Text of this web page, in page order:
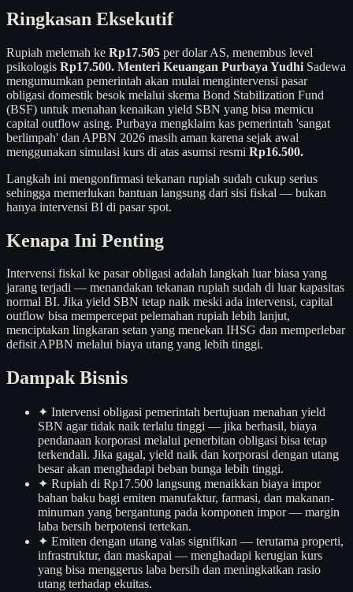
Ringkasan Eksekutif
Rupiah melemah ke Rp17.505 per dolar AS, menembus level
psikologis Rp17.500. Menteri Keuangan Purbaya Yudhi Sadewa
mengumumkan pemerintah akan mulai mengintervensi pasar
obligasi domestik besok melalui skema Bond Stabilization Fund
(BSF) untuk menahan kenaikan yield SBN yang bisa memicu
capital outflow asing. Purbaya mengklaim kas pemerintah 'sangat
berlimpah' dan APBN 2026 masih aman karena sejak awal
menggunakan simulasi kurs di atas asumsi resmi Rp16.500.
Langkah ini mengonfirmasi tekanan rupiah sudah cukup serius
sehingga memerlukan bantuan langsung dari sisi fiskal — bukan
hanya intervensi BI di pasar spot.
Kenapa Ini Penting
Intervensi fiskal ke pasar obligasi adalah langkah luar biasa yang
jarang terjadi — menandakan tekanan rupiah sudah di luar kapasitas
normal BI. Jika yield SBN tetap naik meski ada intervensi, capital
outflow bisa mempercepat pelemahan rupiah lebih lanjut,
menciptakan lingkaran setan yang menekan IHSG dan memperlebar
defisit APBN melalui biaya utang yang lebih tinggi.
Dampak Bisnis
✦ Intervensi obligasi pemerintah bertujuan menahan yield
SBN agar tidak naik terlalu tinggi — jika berhasil, biaya
pendanaan korporasi melalui penerbitan obligasi bisa tetap
terkendali. Jika gagal, yield naik dan korporasi dengan utang
besar akan menghadapi beban bunga lebih tinggi.
✦ Rupiah di Rp17.500 langsung menaikkan biaya impor
bahan baku bagi emiten manufaktur, farmasi, dan makanan-
minuman yang bergantung pada komponen impor — margin
laba bersih berpotensi tertekan.
✦ Emiten dengan utang valas signifikan — terutama properti,
infrastruktur, dan maskapai — menghadapi kerugian kurs
yang bisa menggerus laba bersih dan meningkatkan rasio
utang terhadap ekuitas.